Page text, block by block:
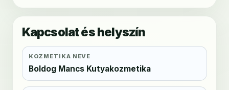
Kapcsolat és helyszín
KOZMETIKA NEVE
Boldog Mancs Kutyakozmetika